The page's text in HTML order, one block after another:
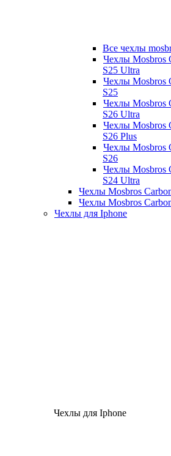
Все чехлы
Чехлы Mosbros
S25 Ultra
Чехлы Mosbros
S25
Чехлы Mosbros
S26 Ultra
Чехлы Mosbros
S26 Plus
Чехлы Mosbros
S26
Чехлы Mosbros
S24 Ultra
Чехлы Mosbros
Чехлы Mosbros
Чехлы для Iphone
Чехлы для Iphone